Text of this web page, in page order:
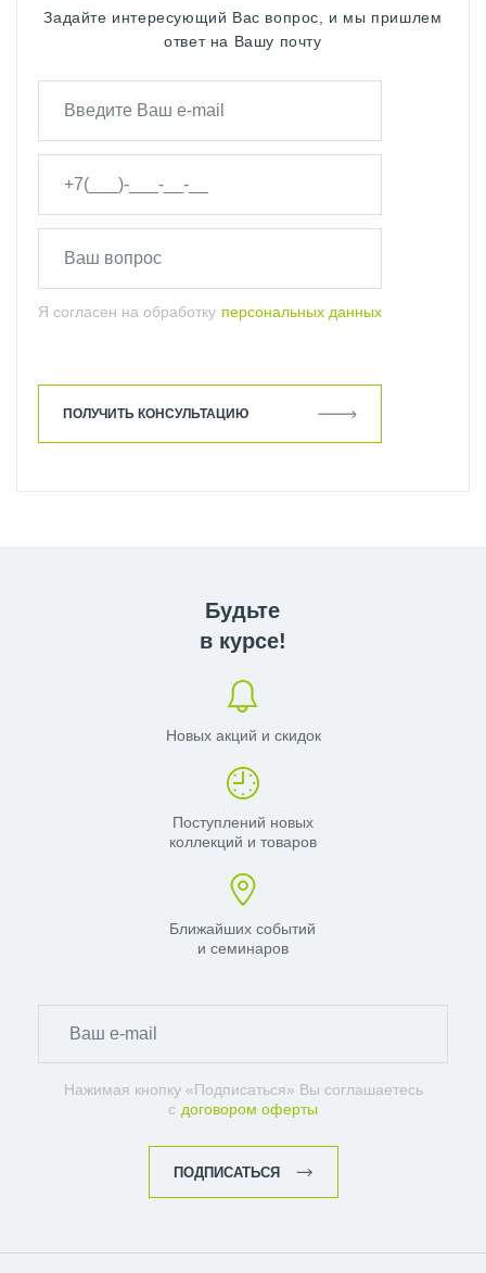
Задайте интересующий Вас вопрос, и мы пришлем
ответ на Вашу почту
Я согласен на обработку персональных данных
ПОЛУЧИТЬ КОНСУЛЬТАЦИЮ
Будьте
в курсе!
Новых акций и скидок
Поступлений новых
коллекций и товаров
Ближайших событий
и семинаров
Нажимая кнопку «Подписаться» Вы соглашаетесь
с договором оферты
ПОДПИСАТЬСЯ